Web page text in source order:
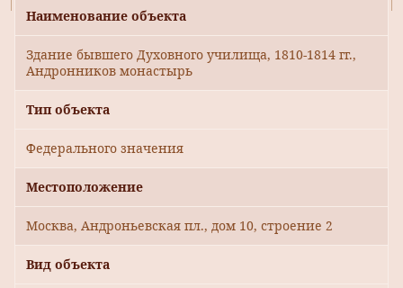
Наименование объекта
Здание бывшего Духовного училища, 1810-1814 гг.,
Андронников монастырь
Тип объекта
Федерального значения
Местоположение
Москва, Андроньевская пл., дом 10, строение 2
Вид объекта